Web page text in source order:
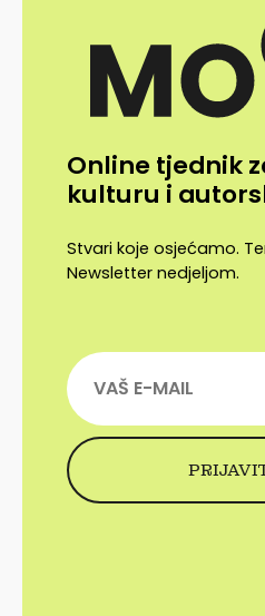
Online tjednik
kulturu i
Stvari koje osjećamo.
Newsletter nedjeljom.